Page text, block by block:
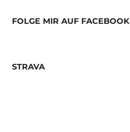
FOLGE MIR AUF FACEBOOK
STRAVA